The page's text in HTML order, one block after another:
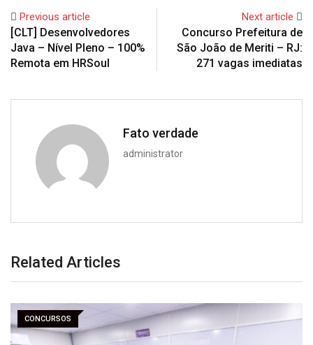
Previous article
[CLT] Desenvolvedores
Java – Nível Pleno – 100%
Remota em HRSoul
Next article
Concurso Prefeitura de
São João de Meriti – RJ:
271 vagas imediatas
Fato verdade
administrator
Related Articles
CONCURSOS